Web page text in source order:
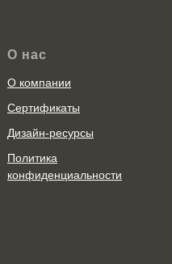
О нас
О компании
Сертификаты
Дизайн-ресурсы
Политика
конфиденциальности